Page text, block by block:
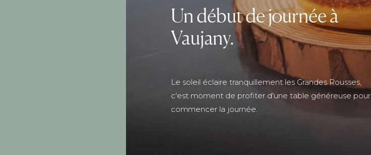
Un début de journée à
Vaujany.
Le soleil éclaire tranquillement les Grandes Rousses,
c'est moment de profiter d'une table généreuse pour
commencer la journée.